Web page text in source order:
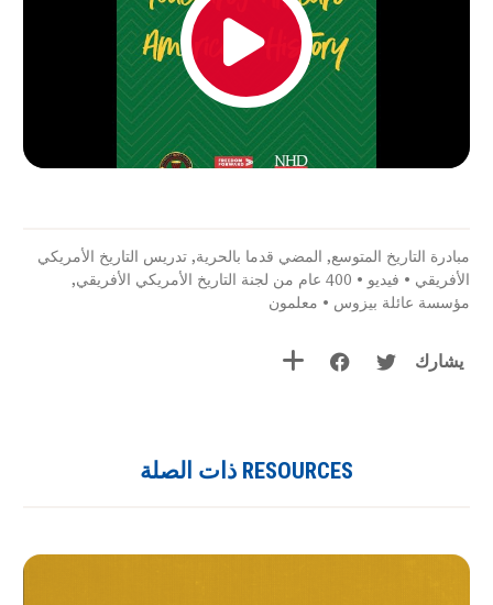
مبادرة التاريخ المتوسع, المضي قدما بالحرية, تدريس التاريخ الأمريكي
الأفريقي • فيديو • 400 عام من لجنة التاريخ الأمريكي الأفريقي
,
مؤسسة عائلة بيزوس • معلمون
يشارك
RESOURCES ذات الصلة